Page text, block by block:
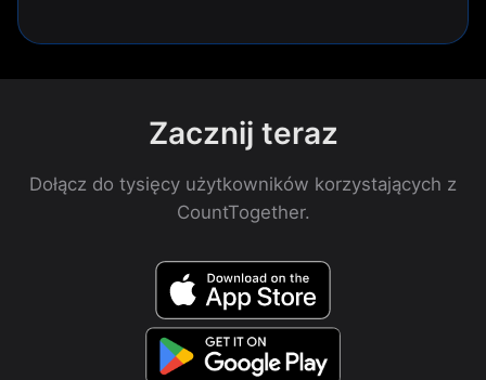
Zacznij teraz
Dołącz do tysięcy użytkowników korzystających z
CountTogether.